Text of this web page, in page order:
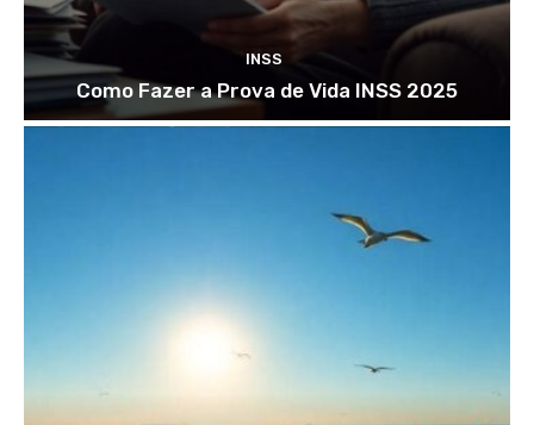
INSS
Como Fazer a Prova de Vida INSS 2025